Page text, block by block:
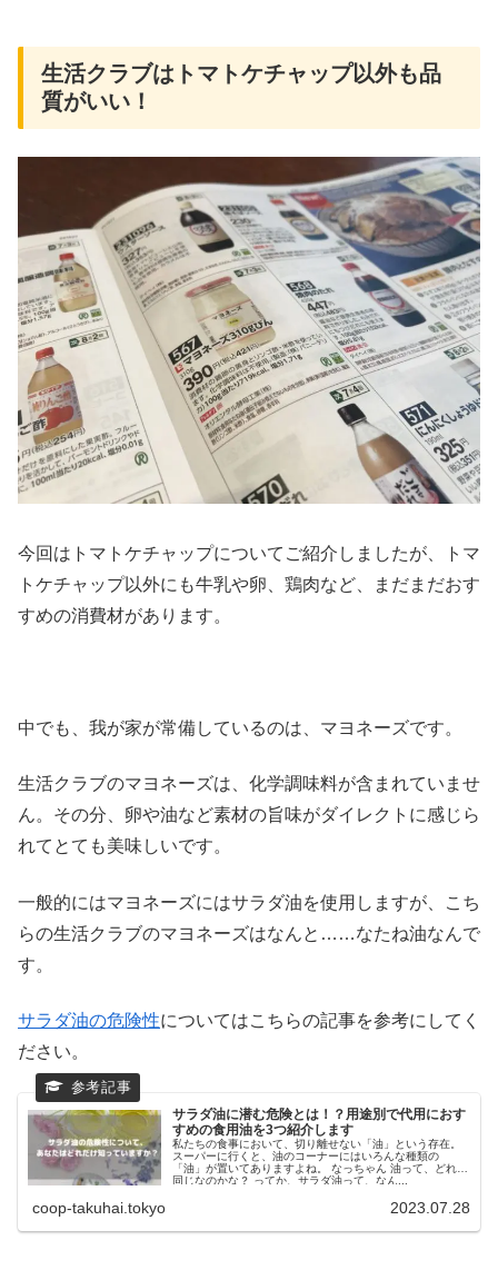
生活クラブはトマトケチャップ以外も品
質がいい！
今回はトマトケチャップについてご紹介しましたが、トマ
トケチャップ以外にも牛乳や卵、鶏肉など、まだまだおす
すめの消費材があります。
中でも、我が家が常備しているのは、マヨネーズです。
生活クラブのマヨネーズは、化学調味料が含まれていませ
ん。その分、卵や油など素材の旨味がダイレクトに感じら
れてとても美味しいです。
一般的にはマヨネーズにはサラダ油を使用しますが、こち
らの生活クラブのマヨネーズはなんと……なたね油なんで
す。
サラダ油の危険性についてはこちらの記事を参考にしてく
ださい。
サラダ油に潜む危険とは！？用途別で代用におす
すめの食用油を3つ紹介します
私たちの食事において、切り離せない「油」という存在。
スーパーに行くと、油のコーナーにはいろんな種類の
「油」が置いてありますよね。 なっちゃん 油って、どれも
同じなのかな？ ってか、サラダ油って、なん...
coop-takuhai.tokyo 2023.07.28